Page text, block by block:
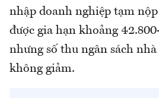
nhập doanh nghiệp tạm nộp
được gia hạn khoảng
nhưng số thu ngân sách
không giảm.